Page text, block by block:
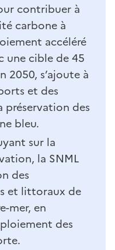
contribuer à
carbone à
accéléré
une cible de 45
2050, s’ajoute à
et des
des
bleu.
sur la
la SNML
des
et littoraux de
mer, en
des